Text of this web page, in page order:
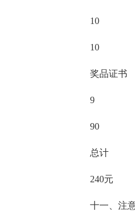
10
10
奖品证书
9
90
总计
240元
十一、注